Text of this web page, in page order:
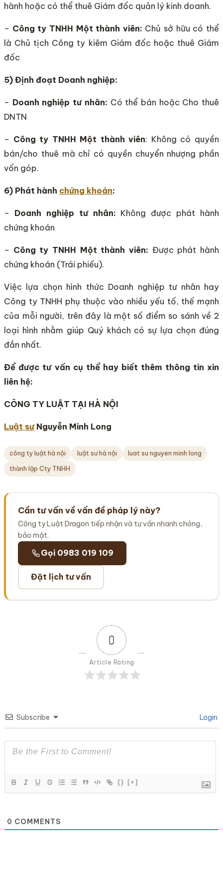
hành hoặc có thể thuê Giám đốc quản lý kinh doanh.
– Công ty TNHH Một thành viên: Chủ sở hữu có thể
là Chủ tịch Công ty kiêm Giám đốc hoặc thuê Giám
đốc
5) Định đoạt Doanh nghiệp:
– Doanh nghiệp tư nhân: Có thể bán hoặc Cho thuê
DNTN
– Công ty TNHH Một thành viên: Không có quyền
bán/cho thuê mà chỉ có quyền chuyển nhượng phần
vốn góp.
6) Phát hành chứng khoán:
– Doanh nghiệp tư nhân: Không được phát hành
chứng khoán
– Công ty TNHH Một thành viên: Được phát hành
chứng khoán (Trái phiếu).
Việc lựa chọn hình thức Doanh nghiệp tư nhân hay
Công ty TNHH phụ thuộc vào nhiều yếu tố, thế mạnh
của mỗi người, trên đây là một số điểm so sánh về 2
loại hình nhằm giúp Quý khách có sự lựa chọn đúng
đắn nhất.
Để được tư vấn cụ thể hay biết thêm thông tin xin
liên hệ:
CÔNG TY LUẬT TẠI HÀ NỘI
Luật sưNguyễn Minh Long
công ty luật hà nội luật sư hà nội
luat su nguyen minh long
thành lập Cty TNHH
Cần tư vấn về vấn đề pháp lý này?
Công ty Luật Dragon tiếp nhận và tư vấn nhanh chóng,
bảo mật.
Gọi 0983 019 109
Đặt lịch tư vấn
0
Article Rating
Subscribe Login
{} [+]
0 COMMENTS